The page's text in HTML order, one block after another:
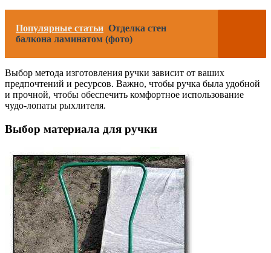
Популярные статьи Отделка стен
балкона ламинатом (фото)
Выбор метода изготовления ручки зависит от ваших
предпочтений и ресурсов. Важно, чтобы ручка была удобной
и прочной, чтобы обеспечить комфортное использование
чудо-лопаты рыхлителя.
Выбор материала для ручки